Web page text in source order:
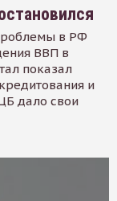
в РФ
ВВП в
показал
и
дало свои